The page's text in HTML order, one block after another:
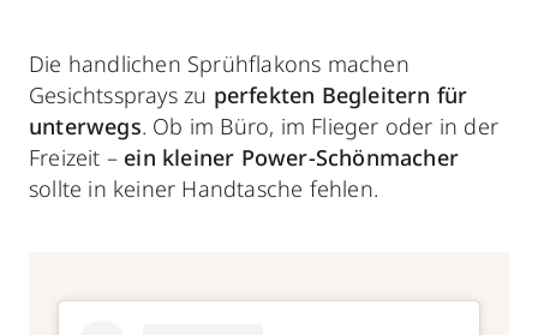
Die handlichen Sprühflakons machen
Gesichtssprays zu perfekten Begleitern für
unterwegs. Ob im Büro, im Flieger oder in der
Freizeit – ein kleiner Power-Schönmacher
sollte in keiner Handtasche fehlen.